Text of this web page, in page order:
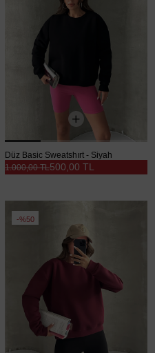
Düz Basic Sweatshırt - Siyah
500,00 TL
1.000,00 TL
%50